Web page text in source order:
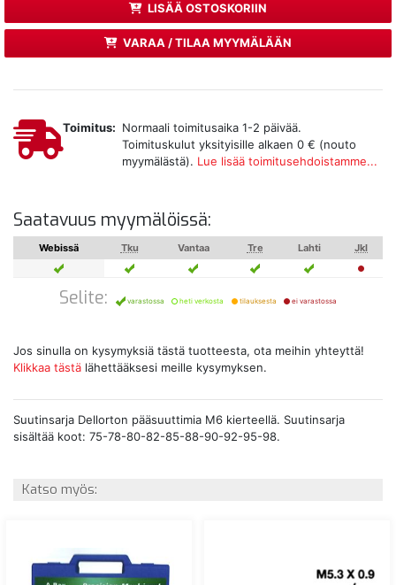
LISÄÄ OSTOSKORIIN
VARAA / TILAA MYYMÄLÄÄN
Toimitus: Normaali toimitusaika 1-2 päivää.
Toimituskulut yksityisille alkaen 0 € (nouto
myymälästä). Lue lisää toimitusehdoistamme...
Saatavuus myymälöissä:
Webissä Tku Vantaa Tre Lahti Jkl
Selite: varastossa heti verkosta tilauksesta ei varastossa
Jos sinulla on kysymyksiä tästä tuotteesta, ota meihin yhteyttä!
Klikkaa tästä lähettääksesi meille kysymyksen.
Suutinsarja Dellorton pääsuuttimia M6 kierteellä. Suutinsarja
sisältää koot: 75-78-80-82-85-88-90-92-95-98.
Katso myös: